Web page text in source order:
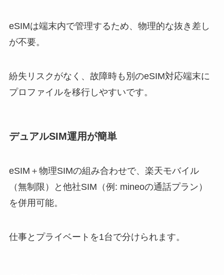
eSIMは端末内で管理するため、物理的な抜き差し
が不要。
紛失リスクがなく、故障時も別のeSIM対応端末に
プロファイルを移行しやすいです。
デュアルSIM運用が簡単
eSIM＋物理SIMの組み合わせで、楽天モバイル
（無制限）と他社SIM（例: mineoの通話プラン）
を併用可能。
仕事とプライベートを1台で分けられます。